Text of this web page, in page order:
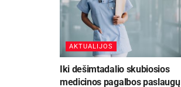
AKTUALIJOS
Iki dešimtadalio skubiosios
medicinos pagalbos paslaugų